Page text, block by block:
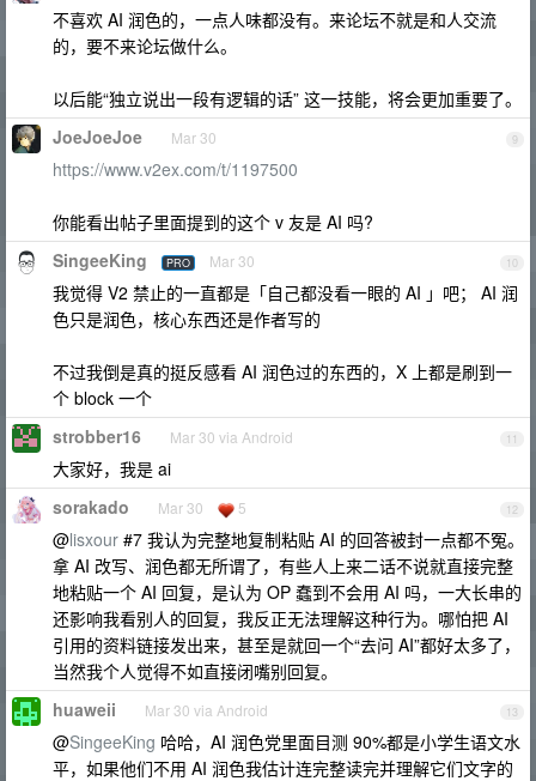
不喜欢 AI 润色的，一点人味都没有。来论坛不就是和人交流
的，要不来论坛做什么。
以后能“独立说出一段有逻辑的话” 这一技能，将会更加重要了。
9
JoeJoeJoe Mar 30
https://www.v2ex.com/t/1197500
你能看出帖子里面提到的这个 v 友是 AI 吗?
10
SingeeKing PRO Mar 30
我觉得 V2 禁止的一直都是「自己都没看一眼的 AI 」吧； AI 润
色只是润色，核心东西还是作者写的
不过我倒是真的挺反感看 AI 润色过的东西的，X 上都是刷到一
个 block 一个
11
strobber16 Mar 30 via Android
大家好，我是 ai
12
sorakado Mar 30 5
@lisxour #7 我认为完整地复制粘贴 AI 的回答被封一点都不冤。
拿 AI 改写、润色都无所谓了，有些人上来二话不说就直接完整
地粘贴一个 AI 回复，是认为 OP 蠢到不会用 AI 吗，一大长串的
还影响我看别人的回复，我反正无法理解这种行为。哪怕把 AI
引用的资料链接发出来，甚至是就回一个“去问 AI”都好太多了，
当然我个人觉得不如直接闭嘴别回复。
13
huaweii Mar 30 via Android
@SingeeKing 哈哈，AI 润色党里面目测 90%都是小学生语文水
平，如果他们不用 AI 润色我估计连完整读完并理解它们文字的